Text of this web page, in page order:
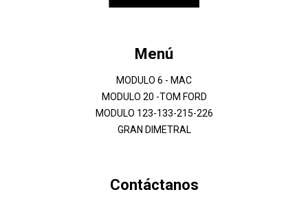
Menú
MODULO 6 - MAC
MODULO 20 -TOM FORD
MODULO 123-133-215-226
GRAN DIMETRAL
Contáctanos